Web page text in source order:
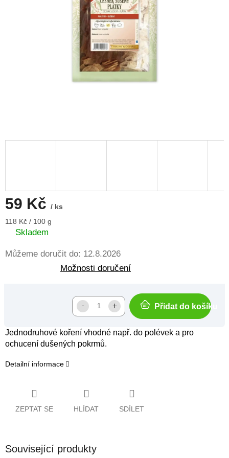
59 Kč / ks
Měrná
cena:
118 Kč / 100 g
Skladem
Můžeme doručit do: 12.8.2026
Možnosti doručení
Přidat do košíku
Jednodruhové koření vhodné např. do polévek a pro
ochucení dušených pokrmů.
Detailní informace
ZEPTAT SE HLÍDAT SDÍLET
Související produkty